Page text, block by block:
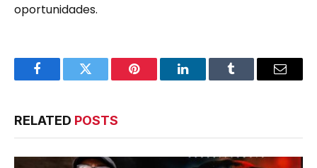
oportunidades.
FacebookTwitter Pinterest LinkedInTumblr Email
RELATED POSTS